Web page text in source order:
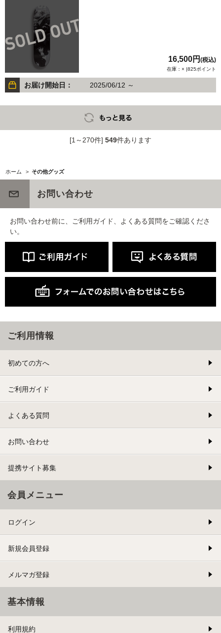
16,500円 (税込)
在庫：× |825ポイント
お届け開始日： 2025/06/12 ～
[1～270件] 549件あります
ホーム > その他グッズ
お問い合わせ
お問い合わせ前に、ご利用ガイド、よくある質問をご確認くださ
い。
ご利用情報
初めての方へ
ご利用ガイド
よくある質問
お問い合わせ
提携サイト募集
会員メニュー
ログイン
新規会員登録
メルマガ登録
基本情報
利用規約